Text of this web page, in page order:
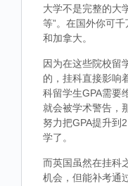
大学不是完整的大
等”。在国外你可
和加拿大。
因为在这些院校留
的，挂科直接影响
科留学生GPA需要
就会被学术警告，
努力把GPA提升到
学了。
而英国虽然在挂科
机会，但能补考通